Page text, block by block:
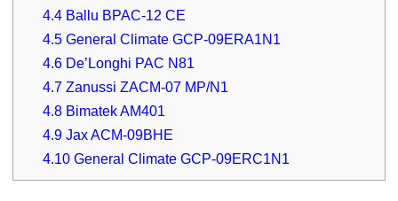
4.4 Ballu BPAC-12 CE
4.5 General Climate GCP-09ERA1N1
4.6 De’Longhi PAC N81
4.7 Zanussi ZACM-07 MP/N1
4.8 Bimatek AM401
4.9 Jax ACM-09BHE
4.10 General Climate GCP-09ERC1N1